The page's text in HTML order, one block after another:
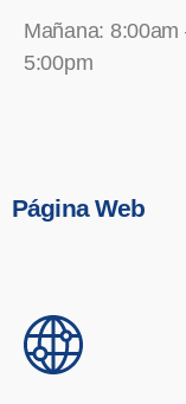
Mañana: 8:00am
5:00pm
Página Web